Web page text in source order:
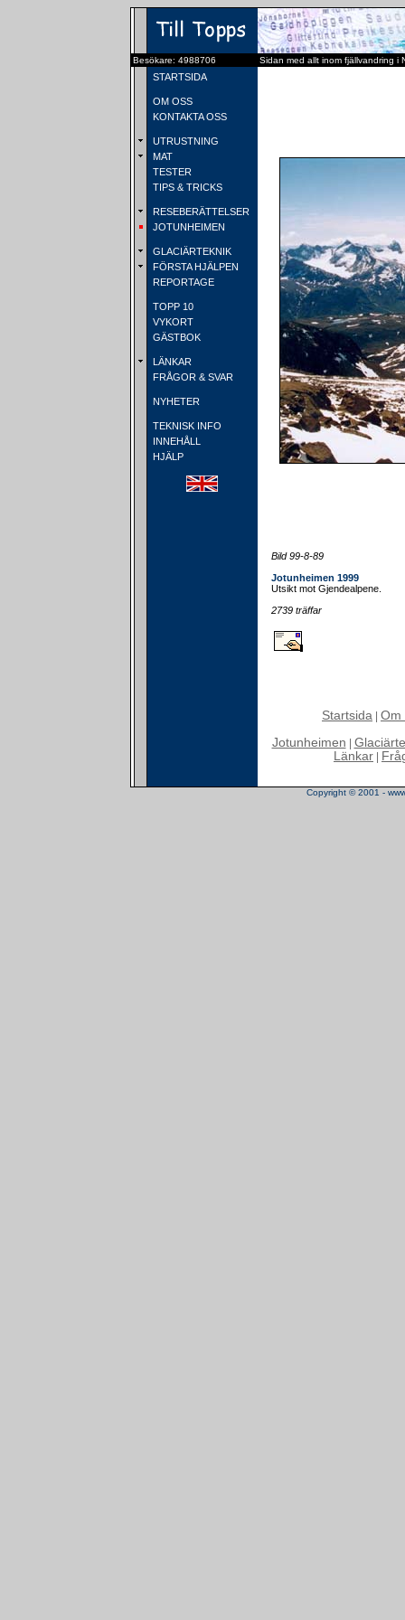
Besökare: 4988706 Sidan med allt inom fjällvandring i
STARTSIDA
OM OSS
KONTAKTA OSS
UTRUSTNING
MAT
TESTER
TIPS & TRICKS
RESEBERÄTTELSER
JOTUNHEIMEN
GLACIÄRTEKNIK
FÖRSTA HJÄLPEN
REPORTAGE
TOPP 10
VYKORT
GÄSTBOK
LÄNKAR
FRÅGOR & SVAR
NYHETER
TEKNISK INFO
INNEHÅLL
HJÄLP
Bild 99-8-89
Jotunheimen 1999
Utsikt mot Gjendealpene.
2739 träffar
Startsida Om
Jotunheimen
Länkar
Copyright © 2001 -